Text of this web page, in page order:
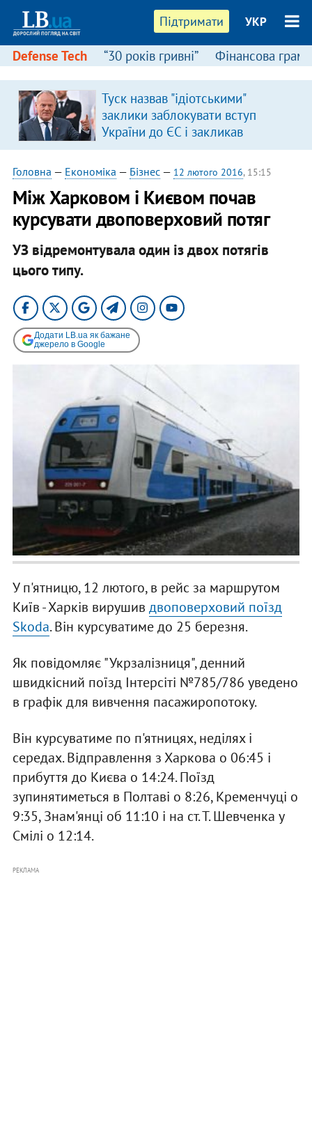
Підтримати УКР
Defense Tech “30 років гривні” Фінансова
Туск назвав "ідіотськими"
заклики заблокувати вступ
України до ЄС і закликав
припинити антиукраїнську
риторику
Головна — Економіка — Бізнес— 12 лютого 2016, 15:15
Між Харковом і Києвом почав
курсувати двоповерховий потяг
УЗ відремонтувала один із двох потягів
цього типу.
Додати LB.ua як бажане
джерело в Google
У п'ятницю, 12 лютого, в рейс за маршрутом
Київ - Харків вирушив двоповерховий поїзд
Skoda. Він курсуватиме до 25 березня.
Як повідомляє "Укрзалізниця", денний
швидкісний поїзд Інтерсіті №785/786 уведено
в графік для вивчення пасажиропотоку.
Він курсуватиме по п'ятницях, неділях і
середах. Відправлення з Харкова о 06:45 і
прибуття до Києва о 14:24. Поїзд
зупинятиметься в Полтаві о 8:26, Кременчуці о
9:35, Знам'янці об 11:10 і на ст. Т. Шевченка у
Смілі о 12:14.
РЕКЛАМА